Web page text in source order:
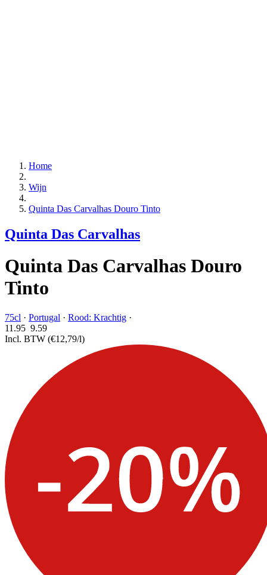
Home
Wijn
Quinta Das Carvalhas Douro Tinto
Quinta Das Carvalhas
Quinta Das Carvalhas Douro
Tinto
75cl · Portugal · Rood: Krachtig ·
11.95 9.59
Incl. BTW (€12,79/l)